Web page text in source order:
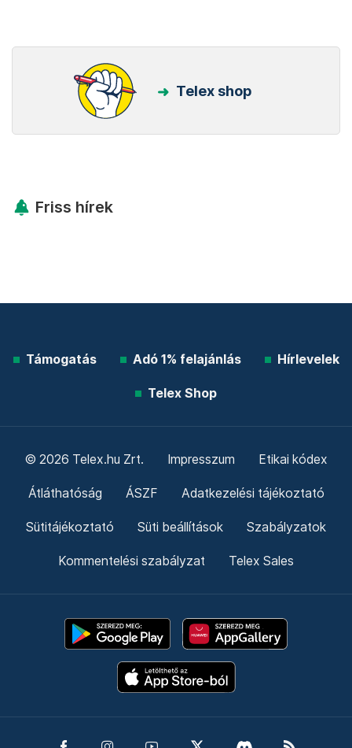
Telex shop
Friss hírek
Támogatás Adó 1% felajánlás Hírlevelek
Telex Shop
© 2026 Telex.hu Zrt. Impresszum Etikai kódex
Átláthatóság ÁSZF Adatkezelési tájékoztató
Sütitájékoztató Süti beállítások Szabályzatok
Kommentelési szabályzat Telex Sales